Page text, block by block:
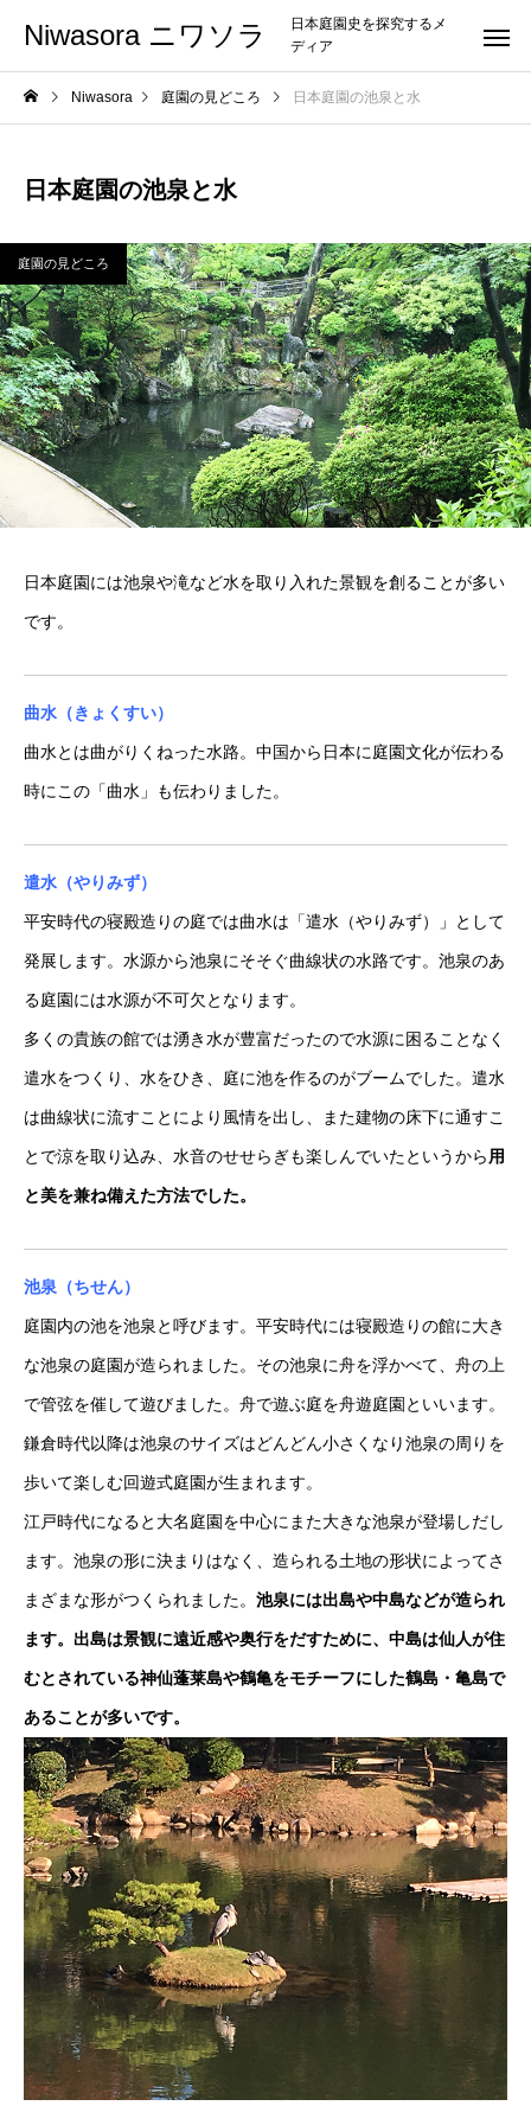
Niwasora ニワソラ
日本庭園史を探究するメ
ディア
Niwasora 庭園の見どころ 日本庭園の池泉と水
日本庭園の池泉と水
庭園の見どころ
日本庭園には池泉や滝など水を取り入れた景観を創ることが多い
です。
曲水（きょくすい）
曲水とは曲がりくねった水路。中国から日本に庭園文化が伝わる
時にこの「曲水」も伝わりました。
遣水（やりみず）
平安時代の寝殿造りの庭では曲水は「遣水（やりみず）」として
発展します。水源から池泉にそそぐ曲線状の水路です。池泉のあ
る庭園には水源が不可欠となります。
多くの貴族の館では湧き水が豊富だったので水源に困ることなく
遣水をつくり、水をひき、庭に池を作るのがブームでした。遣水
は曲線状に流すことにより風情を出し、また建物の床下に通すこ
とで涼を取り込み、水音のせせらぎも楽しんでいたというから用
と美を兼ね備えた方法でした。
池泉（ちせん）
庭園内の池を池泉と呼びます。平安時代には寝殿造りの館に大き
な池泉の庭園が造られました。その池泉に舟を浮かべて、舟の上
で管弦を催して遊びました。舟で遊ぶ庭を舟遊庭園といいます。
鎌倉時代以降は池泉のサイズはどんどん小さくなり池泉の周りを
歩いて楽しむ回遊式庭園が生まれます。
江戸時代になると大名庭園を中心にまた大きな池泉が登場しだし
ます。池泉の形に決まりはなく、造られる土地の形状によってさ
まざまな形がつくられました。 池泉には出島や中島などが造られ
ます。出島は景観に遠近感や奥行をだすために、中島は仙人が住
むとされている神仙蓬莱島や鶴亀をモチーフにした鶴島・亀島で
あることが多いです。